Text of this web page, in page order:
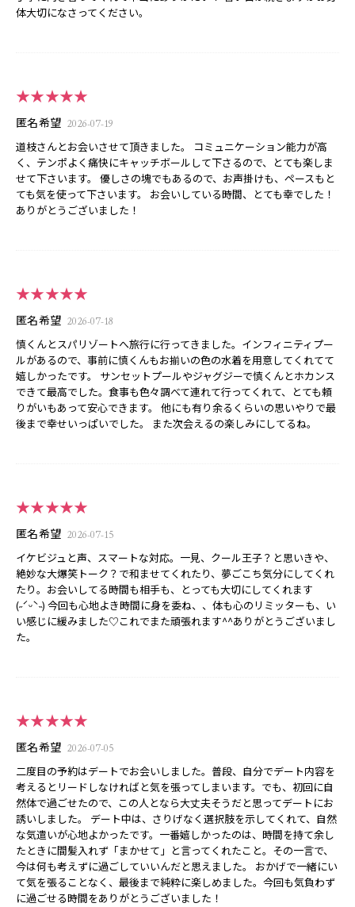
体大切になさってください。
★★★★★
匿名希望 2026-07-19
道枝さんとお会いさせて頂きました。 コミュニケーション能力が高
く、テンポよく痛快にキャッチボールして下さるので、とても楽しま
せて下さいます。 優しさの塊でもあるので、お声掛けも、ペースもと
ても気を使って下さいます。 お会いしている時間、とても幸でした！
ありがとうございました！
★★★★★
匿名希望 2026-07-18
慎くんとスパリゾートへ旅行に行ってきました。インフィニティプー
ルがあるので、事前に慎くんもお揃いの色の水着を用意してくれてて
嬉しかったです。 サンセットプールやジャグジーで慎くんとホカンス
できて最高でした。食事も色々調べて連れて行ってくれて、とても頼
りがいもあって安心できます。 他にも有り余るくらいの思いやりで最
後まで幸せいっぱいでした。 また次会えるの楽しみにしてるね。
★★★★★
匿名希望 2026-07-15
イケビジュと声、スマートな対応。一見、クール王子？と思いきや、
絶妙な大爆笑トーク？で和ませてくれたり、夢ごこち気分にしてくれ
たり。お会いしてる時間も相手も、とっても大切にしてくれます
(˶ˊᵕˋ˵) 今回も心地よき時間に身を委ね、、体も心のリミッターも、い
い感じに緩みました♡これでまた頑張れます^^ありがとうございまし
た。
★★★★★
匿名希望 2026-07-05
二度目の予約はデートでお会いしました。普段、自分でデート内容を
考えるとリードしなければと気を張ってしまいます。でも、初回に自
然体で過ごせたので、この人となら大丈夫そうだと思ってデートにお
誘いしました。 デート中は、さりげなく選択肢を示してくれて、自然
な気遣いが心地よかったです。一番嬉しかったのは、時間を持て余し
たときに間髪入れず「まかせて」と言ってくれたこと。その一言で、
今は何も考えずに過ごしていいんだと思えました。 おかげで一緒にい
て気を張ることなく、最後まで純粋に楽しめました。今回も気負わず
に過ごせる時間をありがとうございました！